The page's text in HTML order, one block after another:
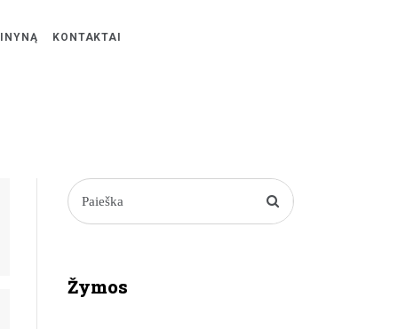
KONTAKTAI
Žymos